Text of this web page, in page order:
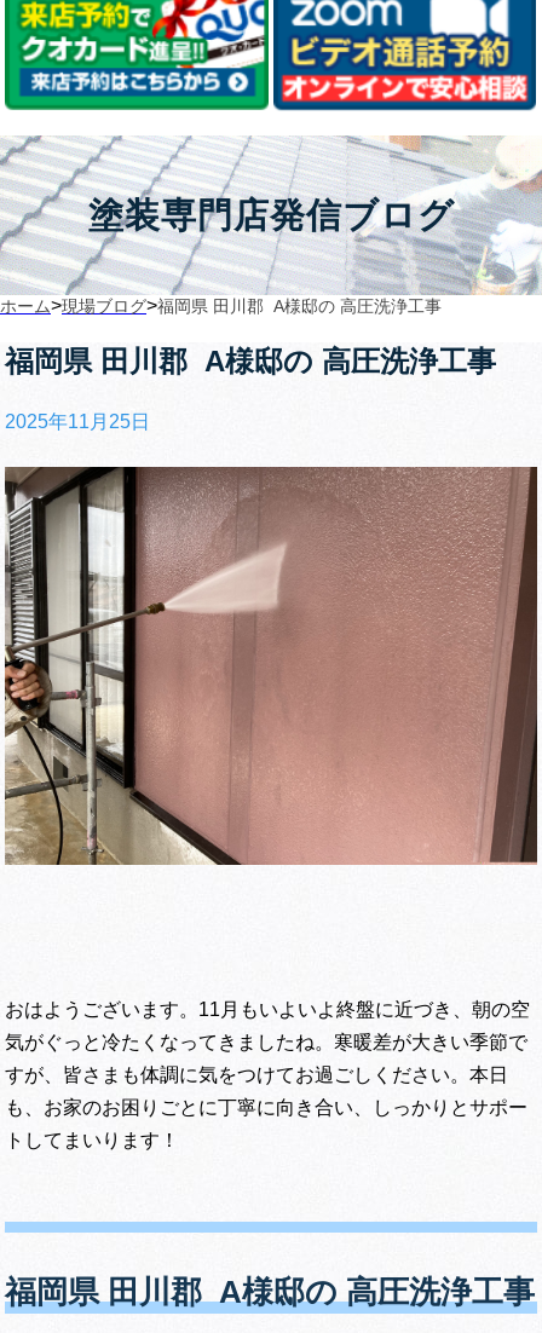
塗装専門店発信ブログ
ホーム>現場ブログ>福岡県 田川郡 A様邸の 高圧洗浄工事
福岡県 田川郡 A様邸の 高圧洗浄工事
2025年11月25日
おはようございます。11月もいよいよ終盤に近づき、朝の空
気がぐっと冷たくなってきましたね。寒暖差が大きい季節で
すが、皆さまも体調に気をつけてお過ごしください。本日
も、お家のお困りごとに丁寧に向き合い、しっかりとサポー
トしてまいります！
福岡県 田川郡 A様邸の 高圧洗浄工事